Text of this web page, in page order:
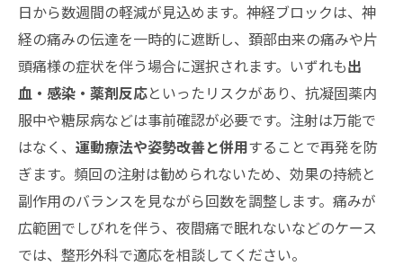
日から数週間の軽減が見込めます。神経ブロックは、神
経の痛みの伝達を一時的に遮断し、頚部由来の痛みや片
頭痛様の症状を伴う場合に選択されます。いずれも出
血・感染・薬剤反応といったリスクがあり、抗凝固薬内
服中や糖尿病などは事前確認が必要です。注射は万能で
はなく、 運動療法や姿勢改善と併用することで再発を防
ぎます。頻回の注射は勧められないため、効果の持続と
副作用のバランスを見ながら回数を調整します。痛みが
広範囲でしびれを伴う、夜間痛で眠れないなどのケース
では、整形外科で適応を相談してください。